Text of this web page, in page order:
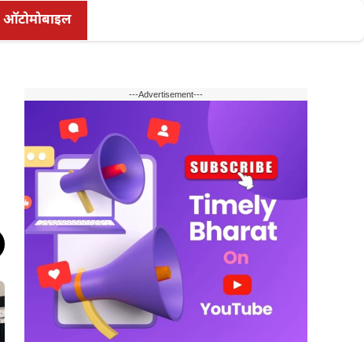
ऑटोमोबाइल
---Advertisement---